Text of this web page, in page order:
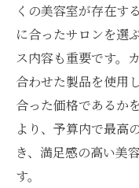
くの美容室が存在す
に合ったサロンを選
ス内容も重要です。
合わせた製品を使用
合った価格であるか
より、予算内で最高
き、満足感の高い美
す。